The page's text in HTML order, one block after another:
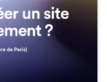
le
sur-mesure,
limite pour